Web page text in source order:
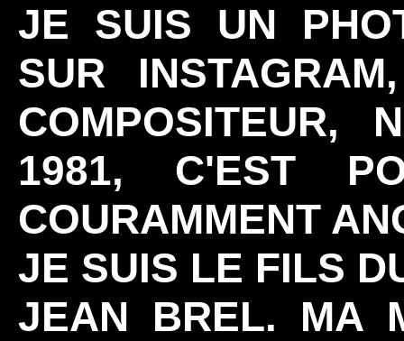
JE SUIS UN
SUR
COMPOSITEUR,
1981, C'EST
COURAMMENT
JE SUIS LE FILS
JEAN BREL. MA